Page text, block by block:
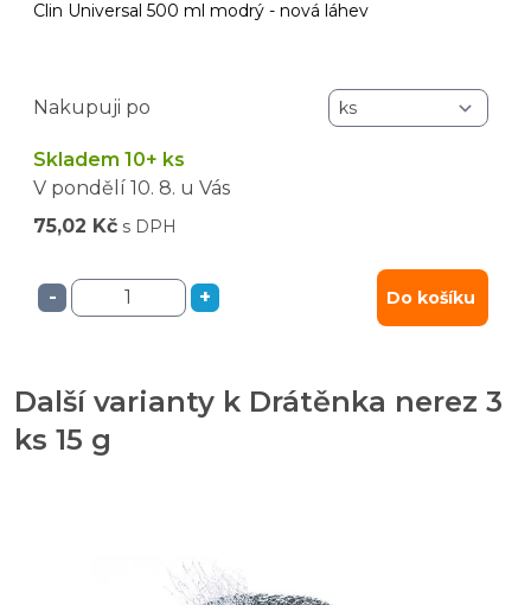
Clin Universal 500 ml modrý - nová láhev
Nakupuji po
Skladem 10+ ks
V pondělí 10. 8. u Vás
75,02 Kč s DPH
- + Do košíku
Další varianty k Drátěnka nerez 3
ks 15 g